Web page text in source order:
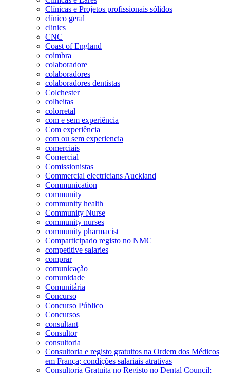
Clínicas e Projetos profissionais sólidos
clínico geral
clinics
CNC
Coast of England
coimbra
colaboradore
colaboradores
colaboradores dentistas
Colchester
colheitas
colorretal
com e sem experiência
Com experiência
com ou sem experiencia
comerciais
Comercial
Comissionistas
Commercial electricians Auckland
Communication
community
community health
Community Nurse
community nurses
community pharmacist
Comparticipado registo no NMC
competitive salaries
comprar
comunicação
comunidade
Comunitária
Concurso
Concurso Público
Concursos
consultant
Consultor
consultoria
Consultoria e registo gratuitos na Ordem dos Médicos
em França; condições salariais atrativas
Consultoria Gratuita no Registo no Dental Council;